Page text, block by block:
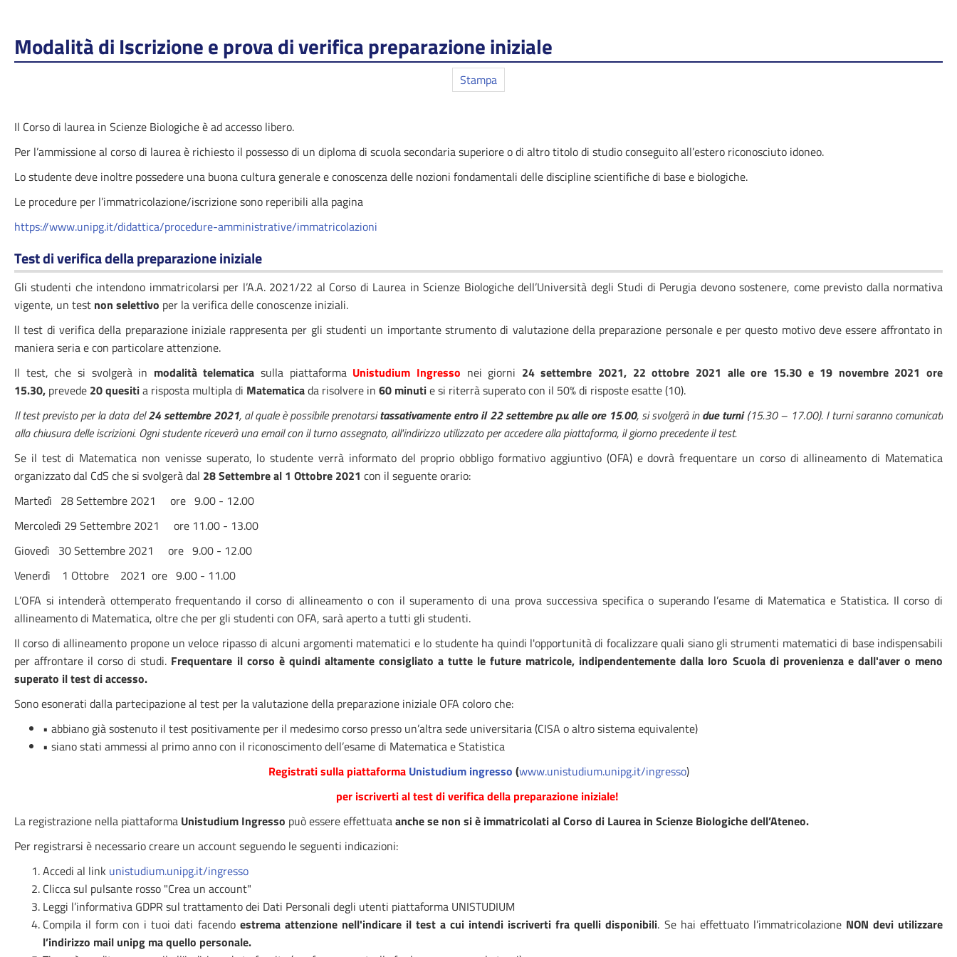
Modalità di Iscrizione e prova di verifica preparazione iniziale
Stampa
Il Corso di laurea in Scienze Biologiche è ad accesso libero.
Per l’ammissione al corso di laurea è richiesto il possesso di un diploma di scuola secondaria superiore o di altro titolo di studio conseguito all’estero riconosciuto idoneo.
Lo studente deve inoltre possedere una buona cultura generale e conoscenza delle nozioni fondamentali delle discipline scientifiche di base e biologiche.
Le procedure per l’immatricolazione/iscrizione sono reperibili alla pagina
https://www.unipg.it/didattica/procedure-amministrative/immatricolazioni
Test di verifica della preparazione iniziale
Gli studenti che intendono immatricolarsi per l’A.A. 2021/22 al Corso di Laurea in Scienze Biologiche dell’Università degli Studi di Perugia devono sostenere, come previsto dalla normativa
vigente, un test non selettivo per la verifica delle conoscenze iniziali.
ll test di verifica della preparazione iniziale rappresenta per gli studenti un importante strumento di valutazione della preparazione personale e per questo motivo deve essere affrontato in
maniera seria e con particolare attenzione.
Il test, che si svolgerà in modalità telematica sulla piattaforma Unistudium Ingresso nei giorni 24 settembre 2021, 22 ottobre 2021 alle ore 15.30 e 19 novembre 2021 ore
15.30, prevede 20 quesitia risposta multipla di Matematicada risolvere in 60 minutie si riterrà superato con il 50% di risposte esatte (10).
Il test previsto per la data del24 settembre 2021, al quale è possibile prenotarsitassativamente entro il 22 settembre p.v. alle ore 15.00, si svolgerà indue turni(15.30 – 17.00). I turni saranno comunicati
alla chiusura delle iscrizioni. Ogni studente riceverà una email con il turno assegnato, all'indirizzo utilizzato per accedere alla piattaforma, il giorno precedente il test.
Se il test di Matematica non venisse superato, lo studente verrà informato del proprio obbligo formativo aggiuntivo (OFA) e dovrà frequentare un corso di allineamento di Matematica
organizzato dal CdS che si svolgerà dal 28 Settembre al 1 Ottobre 2021 con il seguente orario:
Martedì 28 Settembre 2021 ore 9.00 - 12.00
Mercoledì 29 Settembre 2021 ore 11.00 - 13.00
Giovedì 30 Settembre 2021 ore 9.00 - 12.00
Venerdì 1 Ottobre 2021 ore 9.00 - 11.00
L’OFA si intenderà ottemperato frequentando il corso di allineamento o con il superamento di una prova successiva specifica o superando l’esame di Matematica e Statistica. Il corso di
allineamento di Matematica, oltre che per gli studenti con OFA, sarà aperto a tutti gli studenti.
Il corso di allineamento propone un veloce ripasso di alcuni argomenti matematici e lo studente ha quindi l'opportunità di focalizzare quali siano gli strumenti matematici di base indispensabili
per affrontare il corso di studi. Frequentare il corso è quindi altamente consigliato a tutte le future matricole, indipendentemente dalla loro Scuola di provenienza e dall'aver o meno
superato il test di accesso.
Sono esonerati dalla partecipazione al test per la valutazione della preparazione iniziale OFA coloro che:
• abbiano già sostenuto il test positivamente per il medesimo corso presso un’altra sede universitaria (CISA o altro sistema equivalente)
• siano stati ammessi al primo anno con il riconoscimento dell’esame di Matematica e Statistica
Registrati sulla piattaforma Unistudium ingresso (www.unistudium.unipg.it/ingresso)
per iscriverti al test di verifica della preparazione iniziale!
La registrazione nella piattaforma Unistudium Ingresso può essere effettuataanche se non si è immatricolati al Corso di Laurea in Scienze Biologiche dell’Ateneo.
Per registrarsi è necessario creare un account seguendo le seguenti indicazioni:
Accedi al link unistudium.unipg.it/ingresso
Clicca sul pulsante rosso "Crea un account"
Leggi l’informativa GDPR sul trattamento dei Dati Personali degli utenti piattaforma UNISTUDIUM
Compila il form con i tuoi dati facendoestrema attenzione nell'indicare il test a cui intendi iscriverti fra quelli disponibili. Se hai effettuato l’immatricolazione NON devi utilizzare
l’indirizzo mail unipg ma quello personale.